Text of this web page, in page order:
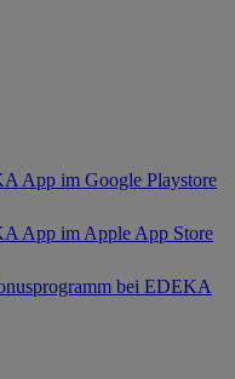
App im Google Playstore
App im Apple App Store
bei EDEKA